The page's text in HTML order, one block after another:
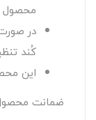
محصول
در
کُند
این
ضمانت